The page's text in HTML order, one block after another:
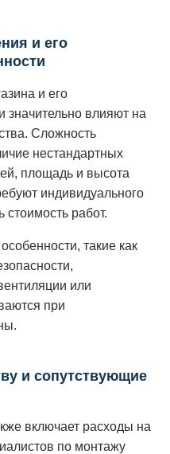
и его
и его
значительно влияют на
Сложность
нестандартных
площадь и высота
индивидуального
стоимость работ.
такие как
или
при
и сопутствующие
включает расходы на
по монтажу